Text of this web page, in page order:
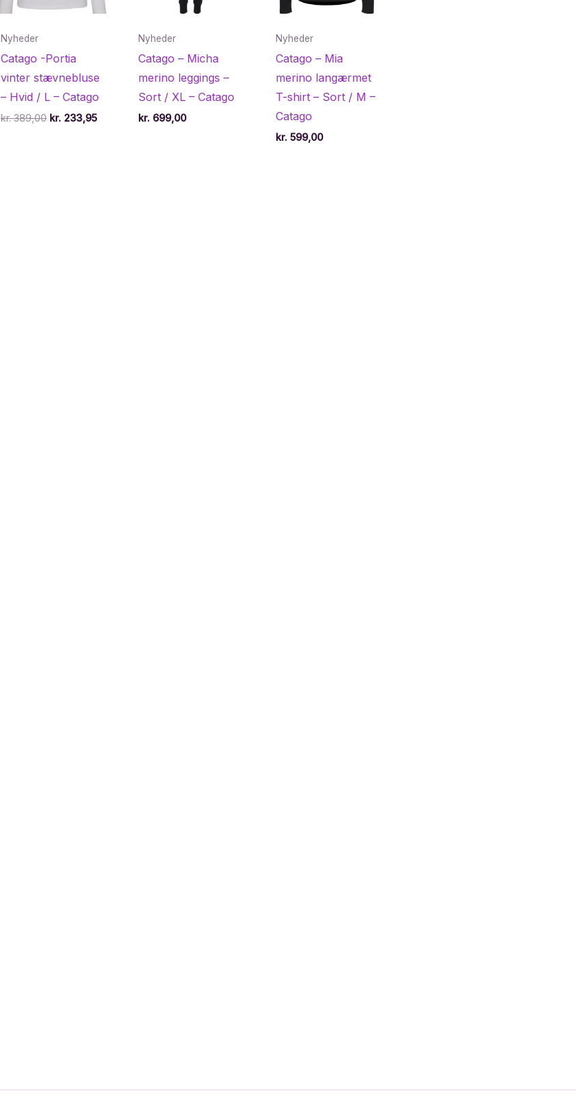
Nyheder
Catago -Portia
vinter stævnebluse
– Hvid / L – Catago
kr.389,00 Den
kr. 233,95Den
Nyheder
Catago – Micha
merino leggings –
Sort / XL – Catago
kr.699,00
Nyheder
Catago – Mia
merino langærmet
T-shirt – Sort / M –
Catago
kr.599,00